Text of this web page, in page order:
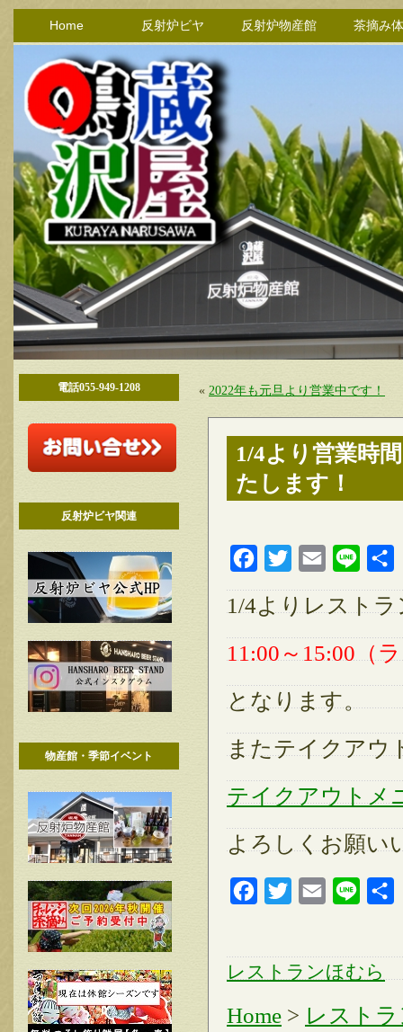
Home 反射炉ビヤ 反射炉物産館 茶摘み
電話055-949-1208
反射炉ビヤ関連
物産館・季節イベント
« 2022年も元旦より営業中です！
1/4より営業時
たします！
FacebookTwitter Email Line
1/4よりレスト
11:00～15:00（
となります。
またテイクアウ
テイクアウトメ
よろしくお願い
FacebookTwitter Email Line
レストランほむら
Home > レスト